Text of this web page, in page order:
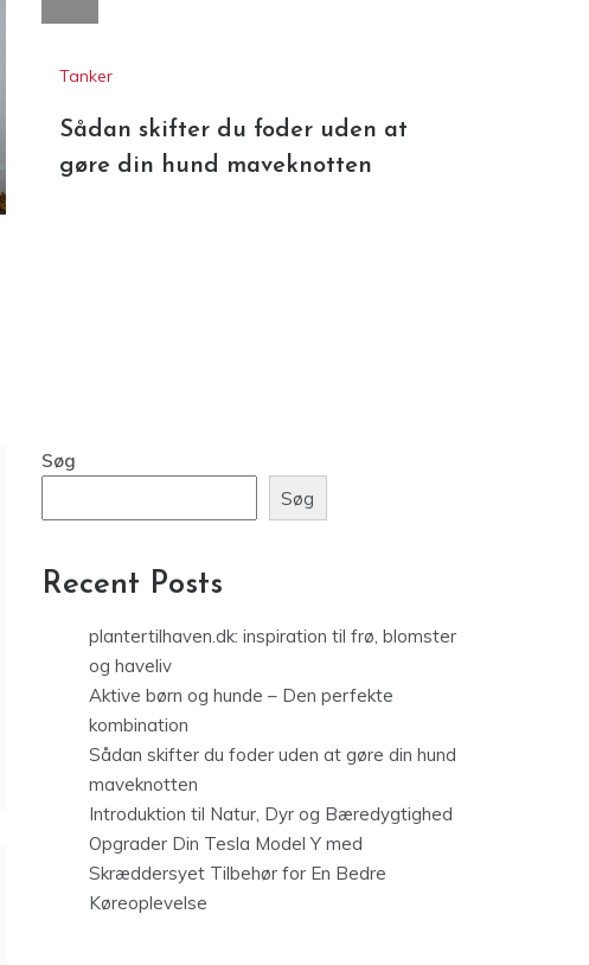
Tanker
Sådan skifter du foder uden at
gøre din hund maveknotten
Søg
Søg
Recent Posts
plantertilhaven.dk: inspiration til frø, blomster
og haveliv
Aktive børn og hunde – Den perfekte
kombination
Sådan skifter du foder uden at gøre din hund
maveknotten
Introduktion til Natur, Dyr og Bæredygtighed
Opgrader Din Tesla Model Y med
Skræddersyet Tilbehør for En Bedre
Køreoplevelse